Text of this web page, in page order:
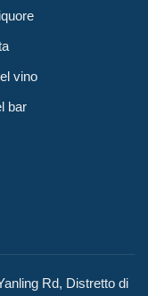
vino
bar
Rd, Distretto di